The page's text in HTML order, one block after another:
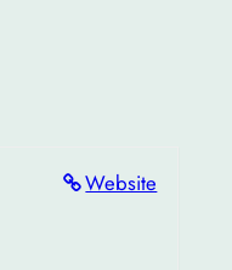
Website